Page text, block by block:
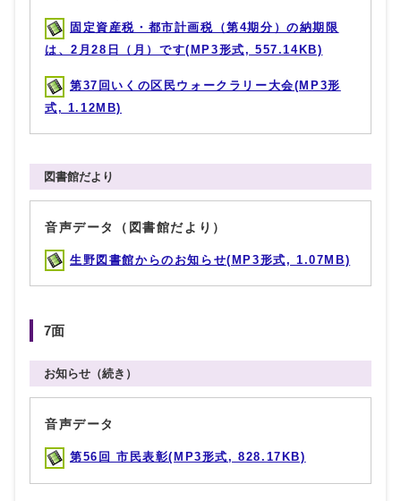
固定資産税・都市計画税（第4期分）の納期限
は、2月28日（月）です(MP3形式, 557.14KB)
第37回いくの区民ウォークラリー大会(MP3形
式, 1.12MB)
図書館だより
音声データ（図書館だより）
生野図書館からのお知らせ(MP3形式, 1.07MB)
7面
お知らせ（続き）
音声データ
第56回 市民表彰(MP3形式, 828.17KB)